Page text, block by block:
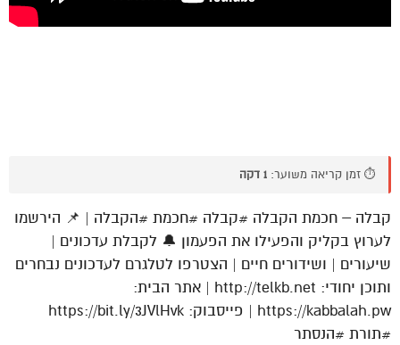
⏱️ זמן קריאה משוער: 1 דקה
קבלה – חכמת הקבלה #קבלה #חכמת #הקבלה | 📌 הירשמו
לערוץ בקליק והפעילו את הפעמון 🔔 לקבלת עדכונים |
שיעורים | ושידורים חיים | הצטרפו לטלגרם לעדכונים נבחרים
ותוכן יחודי: http://telkb.net | אתר הבית:
https://kabbalah.pw | פייסבוק: https://bit.ly/3JVlHvk
#תורת #הנסתר